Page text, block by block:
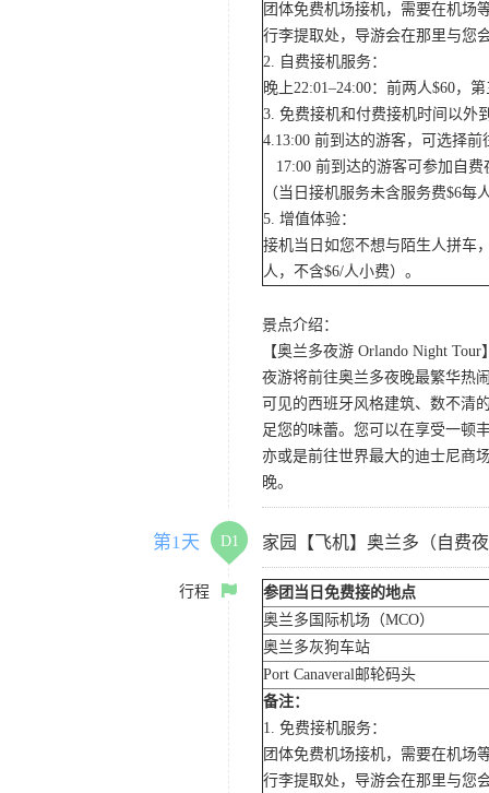
团体免费机场接机，需要在机场
行李提取处，导游会在那里与您
2. 自费接机服务：
晚上22:01–24:00：前两人$60，
3. 免费接机和付费接机时间以外
4.13:00 前到达的游客，可选择
17:00 前到达的游客可参加自
（当日接机服务未含服务费$6每
5. 增值体验：
接机当日如您不想与陌生人拼车
人，不含$6/人小费）。
景点介绍：
【奥兰多夜游 Orlando Night Tour
夜游将前往奥兰多夜晚最繁华热
可见的西班牙风格建筑、数不清
足您的味蕾。您可以在享受一顿
亦或是前往世界最大的迪士尼商
晚。
第1天 D1 家园【飞机】奥兰多（自费
行程
参团当日免费接的地点
奥兰多国际机场（MCO）
奥兰多灰狗车站
Port Canaveral邮轮码头
备注：
1. 免费接机服务：
团体免费机场接机，需要在机场
行李提取处，导游会在那里与您